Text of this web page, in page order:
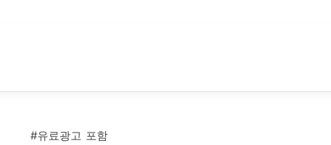
#유료광고 포함